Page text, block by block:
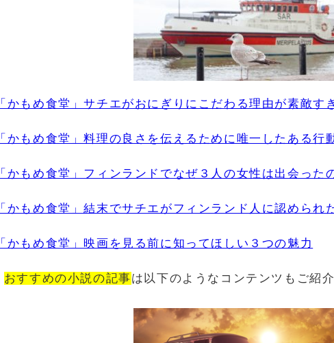
「かもめ食堂」サチエがおにぎりにこだわる理由が素敵す
「かもめ食堂」料理の良さを伝えるために唯一したある行
「かもめ食堂」フィンランドでなぜ３人の女性は出会った
「かもめ食堂」結末でサチエがフィンランド人に認められ
「かもめ食堂」映画を見る前に知ってほしい３つの魅力
おすすめの小説の記事は以下のようなコンテンツもご紹